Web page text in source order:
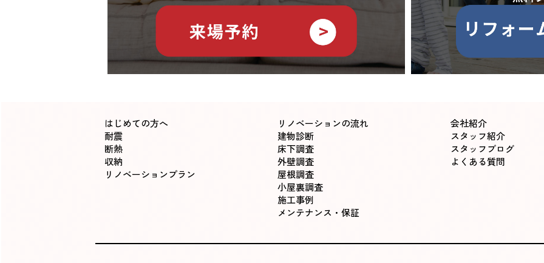
はじめての方へ
耐震
断熱
収納
リノベーションプラン
リノベーションの流れ
建物診断
床下調査
外壁調査
屋根調査
小屋裏調査
施工事例
メンテナンス・保証
会社紹介
スタッフ紹介
スタッフブログ
よくある質問